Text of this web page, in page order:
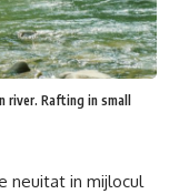
river. Rafting in small
neuitat in mijlocul